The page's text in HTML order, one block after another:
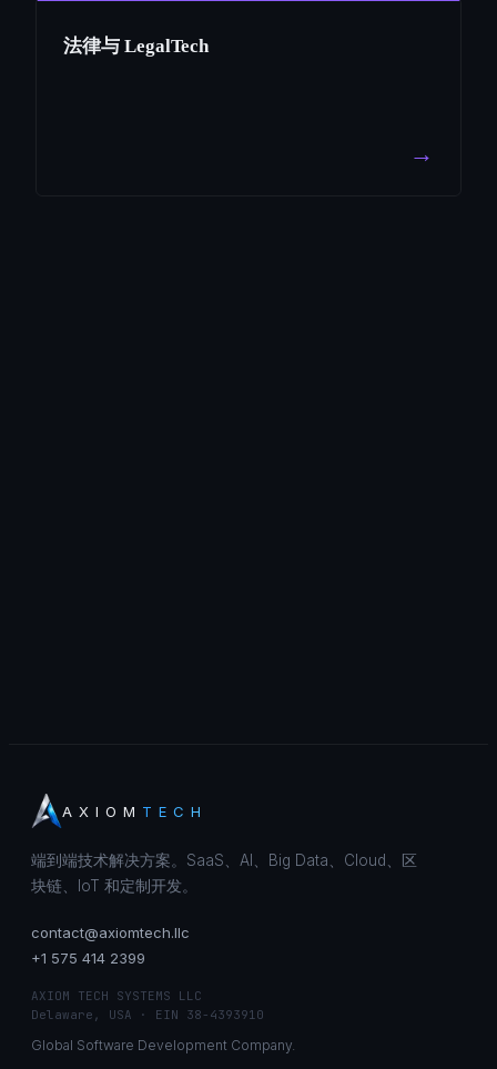
法律与 LegalTech
→
AXIOM TECH
端到端技术解决方案。SaaS、AI、Big Data、Cloud、区
块链、IoT 和定制开发。
contact@axiomtech.llc
+1 575 414 2399
AXIOM TECH SYSTEMS LLC
Delaware, USA · EIN 38-4393910
Global Software Development Company.